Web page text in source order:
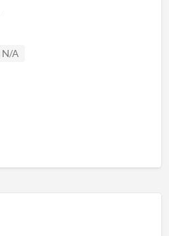
Listing ID
N/A